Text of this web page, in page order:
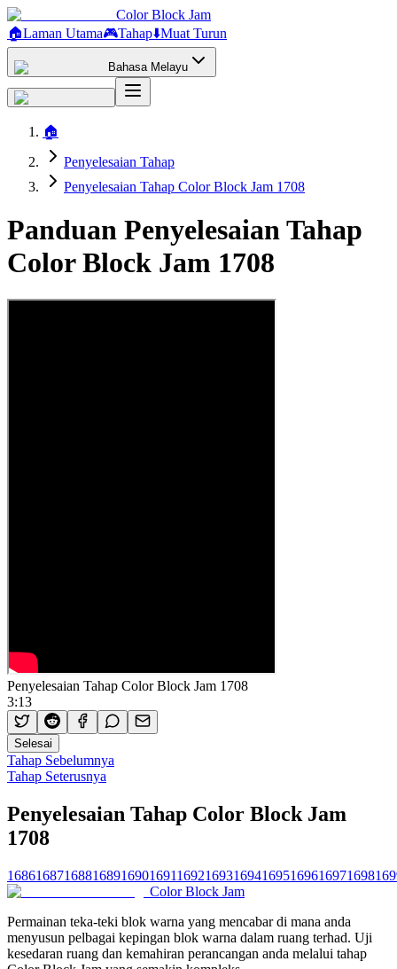
Color Block Jam
🏠Laman Utama🎮Tahap⬇️Muat Turun
Bahasa Melayu
🏠
Penyelesaian Tahap
Penyelesaian Tahap Color Block Jam 1708
Panduan Penyelesaian Tahap
Color Block Jam 1708
Penyelesaian Tahap Color Block Jam 1708
3:13
Selesai
Tahap Sebelumnya
Tahap Seterusnya
Penyelesaian Tahap Color Block Jam
1708
1686168716881689169016911692169316941695169616971698
Color Block Jam
Permainan teka-teki blok warna yang mencabar di mana anda
menyusun pelbagai kepingan blok warna dalam ruang terhad. Uji
kesedaran ruang dan kemahiran perancangan anda melalui tahap